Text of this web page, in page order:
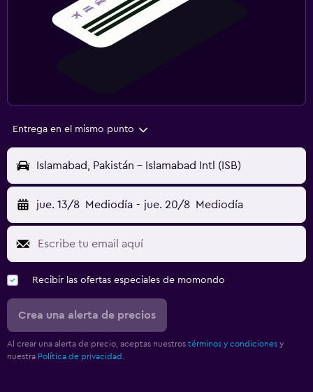
Entrega en el mismo punto
Islamabad, Pakistán - Islamabad Intl (ISB)
jue. 13/8 Mediodía - jue. 20/8 Mediodía
Recibir las ofertas especiales de momondo
Crea una alerta de precios
Al crear una alerta de precio, aceptas nuestros términos y condiciones y
nuestra Política de privacidad.